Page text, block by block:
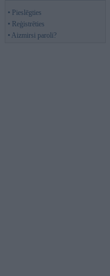
• Pieslēgties
• Reģistrēties
• Aizmirsi paroli?